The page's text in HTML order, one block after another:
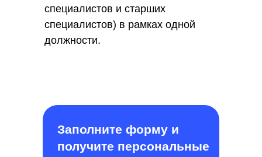
специалистов и старших
специалистов) в рамках одной
должности.
Заполните форму и
получите персональные